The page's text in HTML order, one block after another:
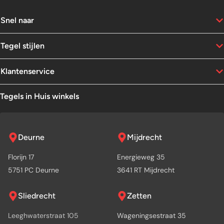
Snel naar
Tegel stijlen
Klantenservice
Tegels in Huis winkels
Deurne
Florijn 17
5751 PC Deurne
Mijdrecht
Energieweg 35
3641 RT Mijdrecht
Sliedrecht
Leeghwaterstraat 105
Zetten
Wageningsestraat 35